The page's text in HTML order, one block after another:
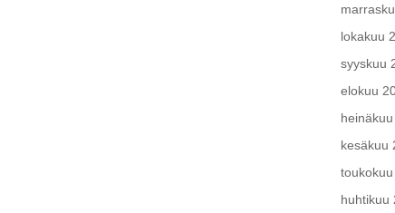
lokakuu
syyskuu
elokuu
kesäkuu
huhtikuu